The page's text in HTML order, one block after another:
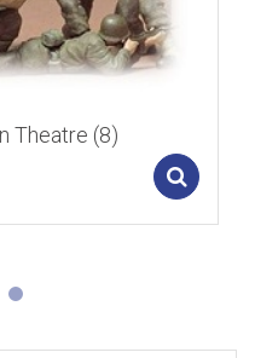
Theatre (8)